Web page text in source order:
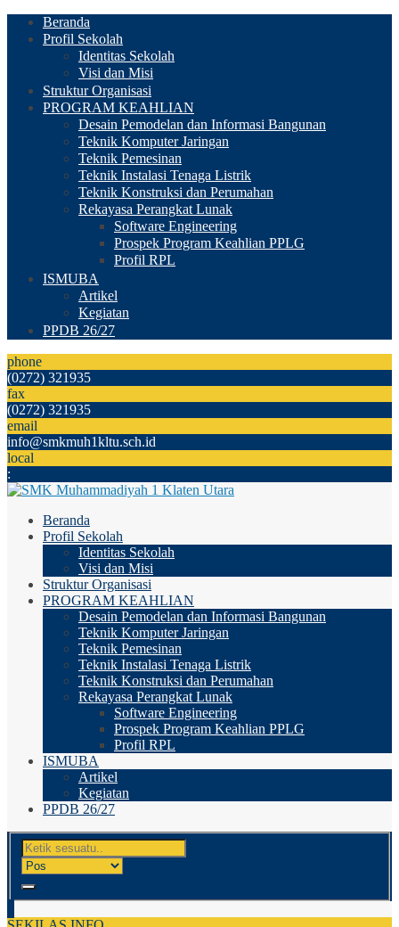
Beranda
Profil Sekolah
Identitas Sekolah
Visi dan Misi
Struktur Organisasi
PROGRAM KEAHLIAN
Desain Pemodelan dan Informasi Bangunan
Teknik Komputer Jaringan
Teknik Pemesinan
Teknik Instalasi Tenaga Listrik
Teknik Konstruksi dan Perumahan
Rekayasa Perangkat Lunak
Software Engineering
Prospek Program Keahlian PPLG
Profil RPL
ISMUBA
Artikel
Kegiatan
PPDB 26/27
phone
(0272) 321935
fax
(0272) 321935
email
info@smkmuh1kltu.sch.id
local
:
Beranda
Profil Sekolah
Identitas Sekolah
Visi dan Misi
Struktur Organisasi
PROGRAM KEAHLIAN
Desain Pemodelan dan Informasi Bangunan
Teknik Komputer Jaringan
Teknik Pemesinan
Teknik Instalasi Tenaga Listrik
Teknik Konstruksi dan Perumahan
Rekayasa Perangkat Lunak
Software Engineering
Prospek Program Keahlian PPLG
Profil RPL
ISMUBA
Artikel
Kegiatan
PPDB 26/27